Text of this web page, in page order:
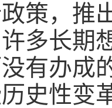
策，推
多长期
有办成
史性变